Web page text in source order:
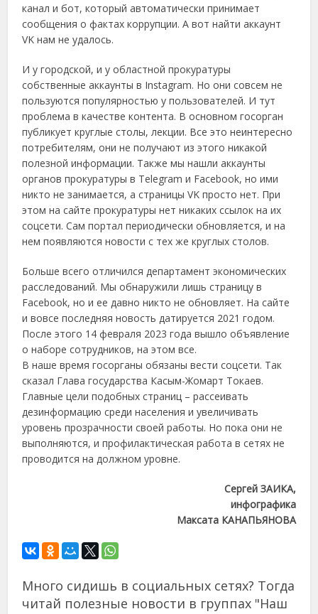
канал и бот, который автоматически принимает
сообщения о фактах коррупции. А вот найти аккаунт
VK нам не удалось.
И у городской, и у областной прокуратуры
собственные аккаунты в Instagram. Но они совсем не
пользуются популярностью у пользователей. И тут
проблема в качестве контента. В основном госорган
публикует круглые столы, лекции. Все это неинтересно
потребителям, они не получают из этого никакой
полезной информации. Также мы нашли аккаунты
органов прокуратуры в Telegram и Facebook, но ими
никто не занимается, а страницы VK просто нет. При
этом на сайте прокуратуры нет никаких ссылок на их
соцсети. Сам портал периодически обновляется, и на
нем появляются новости с тех же круглых столов.
Больше всего отличился департамент экономических
расследований. Мы обнаружили лишь страницу в
Facebook, но и ее давно никто не обновляет. На сайте
и вовсе последняя новость датируется 2021 годом.
После этого 14 февраля 2023 года вышло объявление
о наборе сотрудников, на этом все.
В наше время госорганы обязаны вести соцсети. Так
сказал Глава государства Касым-Жомарт Токаев.
Главные цели подобных страниц – рассеивать
дезинформацию среди населения и увеличивать
уровень прозрачности своей работы. Но пока они не
выполняются, и профилактическая работа в сетях не
проводится на должном уровне.
Сергей ЗАИКА,
инфографика
Максата КАНАПЬЯНОВА
Много сидишь в социальных сетях? Тогда
читай полезные новости в группах "Наш